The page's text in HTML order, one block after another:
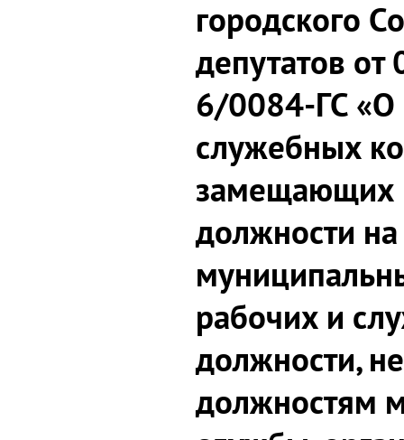
городского
депутатов
6/0084-ГС
служебных
замещающих
должности
рабочих и
должности,
должностям